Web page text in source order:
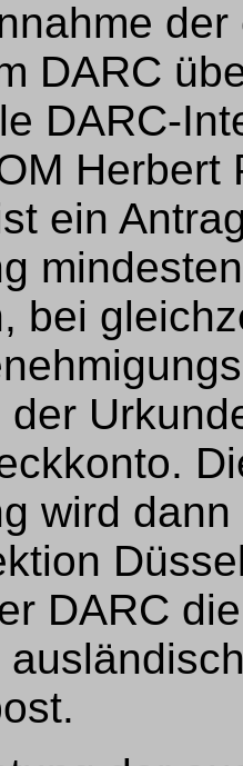
DARC
DARC-
ein
bei
wird
DARC